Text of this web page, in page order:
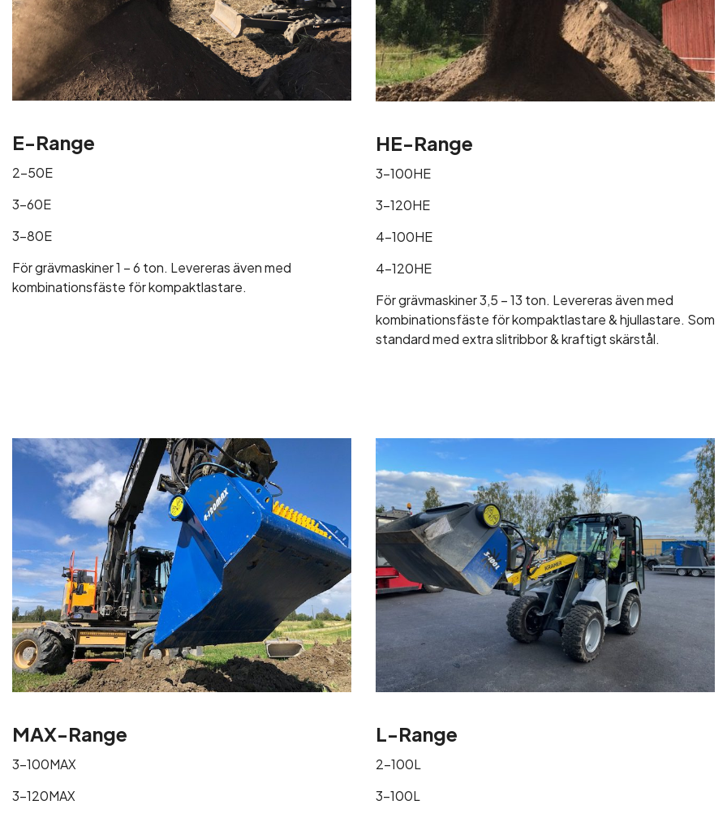
E-Range
2-50E
3-60E
3-80E
För grävmaskiner 1 – 6 ton. Levereras även med
kombinationsfäste för kompaktlastare.
HE-Range
3-100HE
3-120HE
4-100HE
4-120HE
För grävmaskiner 3,5 – 13 ton. Levereras även med
kombinationsfäste för kompaktlastare & hjullastare. Som
standard med extra slitribbor & kraftigt skärstål.
MAX-Range
3-100MAX
3-120MAX
L-Range
2-100L
3-100L